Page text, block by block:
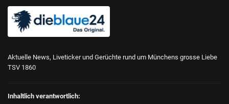
Aktuelle News, Liveticker und Gerüchte rund um Münchens grosse Liebe
TSV 1860
Inhaltlich verantwortlich: